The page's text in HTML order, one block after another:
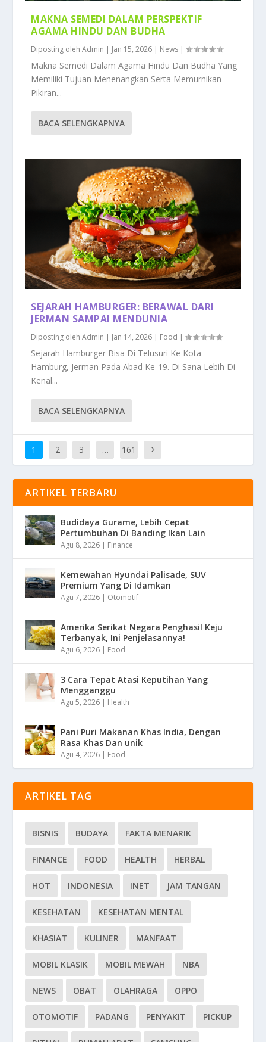
MAKNA SEMEDI DALAM PERSPEKTIF
AGAMA HINDU DAN BUDHA
Diposting olehAdmin | Jan 15, 2026 | News |
Makna Semedi Dalam Agama Hindu Dan Budha Yang
Memiliki Tujuan Menenangkan Serta Memurnikan
Pikiran...
BACA SELENGKAPNYA
SEJARAH HAMBURGER: BERAWAL DARI
JERMAN SAMPAI MENDUNIA
Diposting olehAdmin | Jan 14, 2026 | Food |
Sejarah Hamburger Bisa Di Telusuri Ke Kota
Hamburg, Jerman Pada Abad Ke-19. Di Sana Lebih Di
Kenal...
BACA SELENGKAPNYA
1 2 3 … 161
ARTIKEL TERBARU
Budidaya Gurame, Lebih Cepat
Pertumbuhan Di Banding Ikan Lain
Agu 8, 2026 | Finance
Kemewahan Hyundai Palisade, SUV
Premium Yang Di Idamkan
Agu 7, 2026 | Otomotif
Amerika Serikat Negara Penghasil Keju
Terbanyak, Ini Penjelasannya!
Agu 6, 2026 | Food
3 Cara Tepat Atasi Keputihan Yang
Mengganggu
Agu 5, 2026 | Health
Pani Puri Makanan Khas India, Dengan
Rasa Khas Dan unik
Agu 4, 2026 | Food
ARTIKEL TAG
BISNIS BUDAYA FAKTA MENARIK
FINANCE FOOD HEALTH HERBAL
HOT INDONESIA INET JAM TANGAN
KESEHATAN KESEHATAN MENTAL
KHASIAT KULINER MANFAAT
MOBIL KLASIK MOBIL MEWAH NBA
NEWS OBAT OLAHRAGA OPPO
OTOMOTIF PADANG PENYAKIT PICKUP